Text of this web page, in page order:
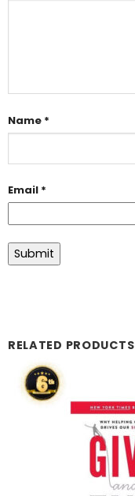
Name *
Email *
RELATED PRODUCTS